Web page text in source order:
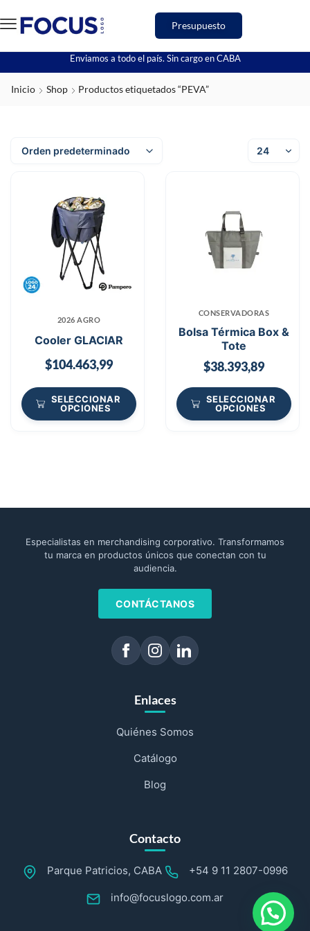
Presupuesto
Enviamos a todo el país. Sin cargo en CABA
Inicio Shop Productos etiquetados “PEVA”
2026 AGRO
Cooler GLACIAR
$104.463,99
SELECCIONAR
OPCIONES
CONSERVADORAS
Bolsa Térmica Box &
Tote
$38.393,89
SELECCIONAR
OPCIONES
Especialistas en merchandising corporativo. Transformamos
tu marca en productos únicos que conectan con tu
audiencia.
CONTÁCTANOS
Enlaces
Quiénes Somos
Catálogo
Blog
Contacto
Parque Patricios, CABA +54 9 11 2807-0996
info@focuslogo.com.ar